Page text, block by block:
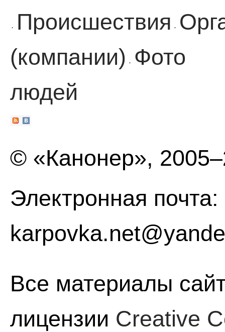
· Происшествия ·
(компании)
·
Фото
людей
© «Канонер»,
Электронная почта:
Все материалы
лицензии Creative